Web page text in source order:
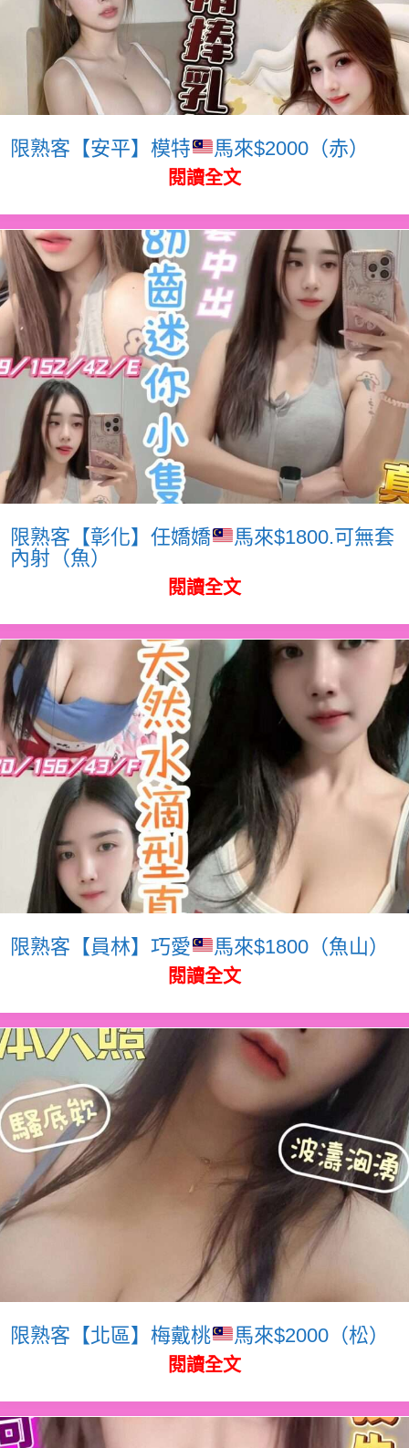
限熟客【安平】模特 馬來$2000（赤）
閱讀全文
限熟客【彰化】任嬌嬌
馬來$1800.可無套
內射（魚）
閱讀全文
限熟客【員林】巧愛 馬來$1800（魚山）
閱讀全文
限熟客【北區】梅戴桃 馬來$2000（松）
閱讀全文